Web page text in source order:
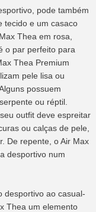
pode também
tecido e um casaco
Thea em rosa,
o par perfeito para
Thea Premium
pele lisa ou
possuem
ou réptil.
outfit deve espreitar
ou calças de pele,
De repente, o Air Max
desportivo num
desportivo ao casual-
Thea um elemento